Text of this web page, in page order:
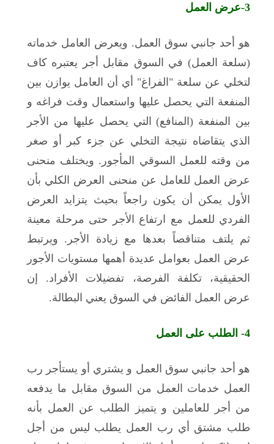
3- عرض العمل
هو أحد جانبي سوق العمل. ويعرض العامل خدماته
(سلعة العمل) في السوق مقابل أجر يعتبره كاف
لتخلي عن سلعة "الفراغ" أي أن العامل يوازن بين
المنفعة التي يحصل عليها واستعمال وقت فراغه و
بين المنفعة (المنافع) التي يحصل عليها من الأجر
الذي يتقاضاه نتيجة التخلي عن جزء كبر أو صغر
من وقته للعمل السوقي المأجور. ويختلف منحنى
عرض العمل للعامل عن منحنى العرض الكلي بأن
الأول يمكن أن يكون راجعاً بحيث يتزايد العرض
الفردي للعمل مع ارتفاع الأجر حتى مرحلة معينة
ثم يلتف متناقصاً بعدها مع زيادة الأجر. ويرتبط
عرض العمل بعوامل عديدة أهمها مستويات الأجور
الحقيقية، تكلفة الفرصة، تفضيلات الأفراد. إن
عرض العمل الفائض في السوق يعني البطالة.
4- الطلب على العمل
هو أحد جانبي سوق العمل و يشتري أو يستأجر رب
العمل خدمات العمل من السوق مقابل ما يدفعه
من أجر للعاملين و يتميز الطلب عن العمل بأنه
طلب مشتق أي رب العمل يطلب ليس من أجل